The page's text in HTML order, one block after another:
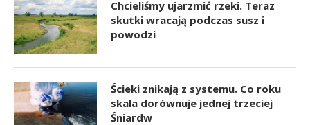
Chcieliśmy ujarzmić rzeki. Teraz
skutki wracają podczas susz i
powodzi
Ścieki znikają z systemu. Co roku
skala dorównuje jednej trzeciej
Śniardw